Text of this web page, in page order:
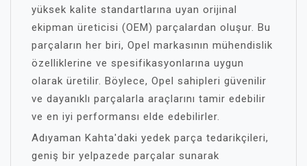
yüksek kalite standartlarına uyan orijinal
ekipman üreticisi (OEM) parçalardan oluşur. Bu
parçaların her biri, Opel markasının mühendislik
özelliklerine ve spesifikasyonlarına uygun
olarak üretilir. Böylece, Opel sahipleri güvenilir
ve dayanıklı parçalarla araçlarını tamir edebilir
ve en iyi performansı elde edebilirler.
Adıyaman Kahta'daki yedek parça tedarikçileri,
geniş bir yelpazede parçalar sunarak